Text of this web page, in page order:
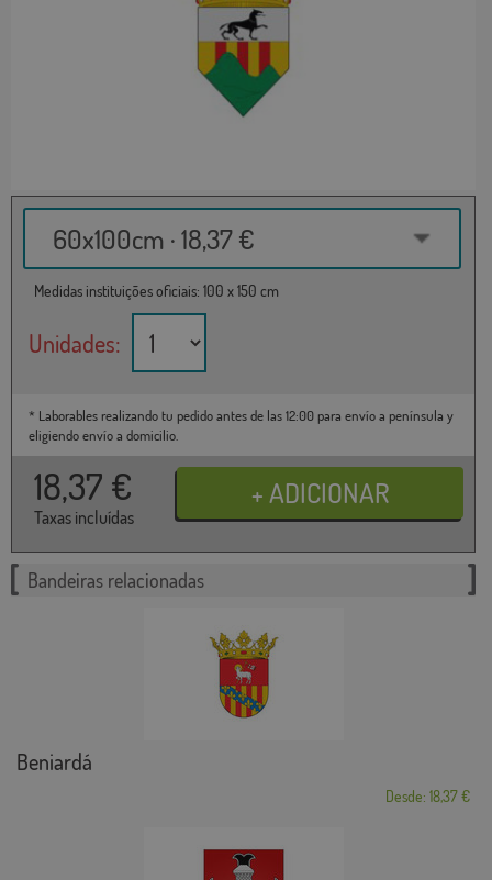
60x100cm · 18,37 €
Medidas instituições oficiais: 100 x 150 cm
Unidades:
* Laborables realizando tu pedido antes de las 12:00 para envío a península y
eligiendo envío a domicilio.
18,37 €
Taxas incluídas
Bandeiras relacionadas
Beniardá
Desde: 18,37 €